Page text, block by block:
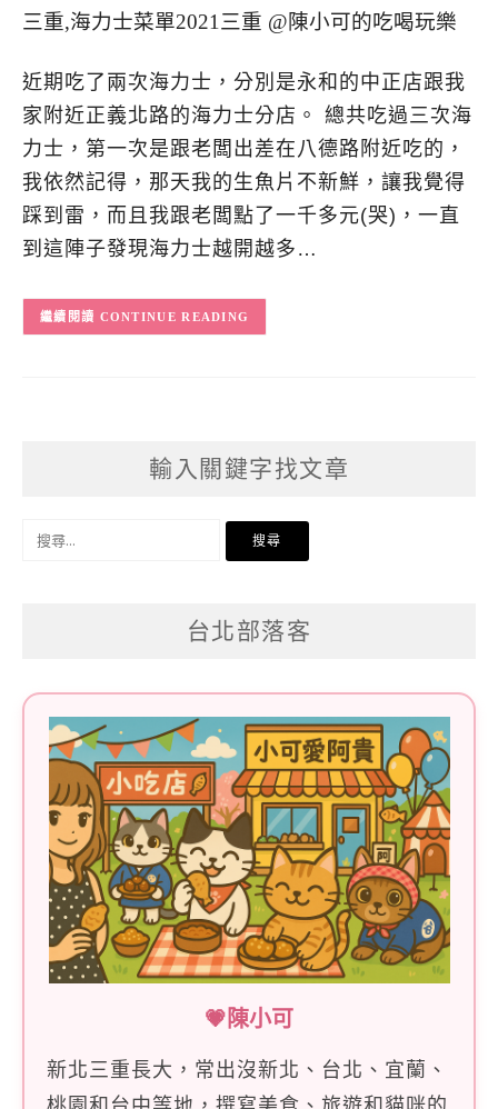
近期吃了兩次海力士，分別是永和的中正店跟我
家附近正義北路的海力士分店。 總共吃過三次海
力士，第一次是跟老闆出差在八德路附近吃的，
我依然記得，那天我的生魚片不新鮮，讓我覺得
踩到雷，而且我跟老闆點了一千多元(哭)，一直
到這陣子發現海力士越開越多…
CONTINUE READING
輸入關鍵字找文章
搜
台北部落客
💗陳小可
新北三重長大，常出沒新北、台北、宜蘭、